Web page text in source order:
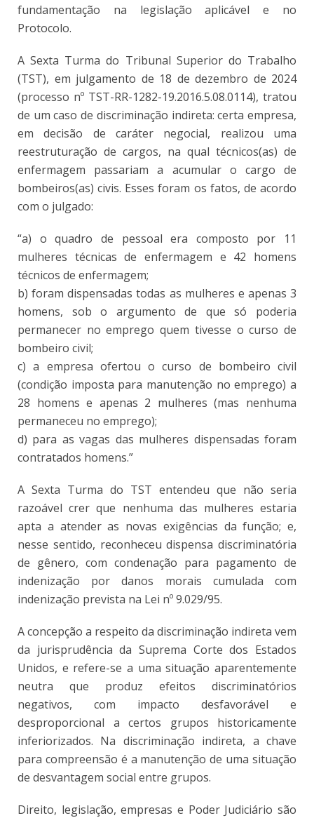
fundamentação na legislação aplicável e no
Protocolo.
A Sexta Turma do Tribunal Superior do Trabalho
(TST), em julgamento de 18 de dezembro de 2024
(processo nº TST-RR-1282-19.2016.5.08.0114), tratou
de um caso de discriminação indireta: certa empresa,
em decisão de caráter negocial, realizou uma
reestruturação de cargos, na qual técnicos(as) de
enfermagem passariam a acumular o cargo de
bombeiros(as) civis. Esses foram os fatos, de acordo
com o julgado:
“a) o quadro de pessoal era composto por 11
mulheres técnicas de enfermagem e 42 homens
técnicos de enfermagem;
b) foram dispensadas todas as mulheres e apenas 3
homens, sob o argumento de que só poderia
permanecer no emprego quem tivesse o curso de
bombeiro civil;
c) a empresa ofertou o curso de bombeiro civil
(condição imposta para manutenção no emprego) a
28 homens e apenas 2 mulheres (mas nenhuma
permaneceu no emprego);
d) para as vagas das mulheres dispensadas foram
contratados homens.”
A Sexta Turma do TST entendeu que não seria
razoável crer que nenhuma das mulheres estaria
apta a atender as novas exigências da função; e,
nesse sentido, reconheceu dispensa discriminatória
de gênero, com condenação para pagamento de
indenização por danos morais cumulada com
indenização prevista na Lei nº 9.029/95.
A concepção a respeito da discriminação indireta vem
da jurisprudência da Suprema Corte dos Estados
Unidos, e refere-se a uma situação aparentemente
neutra que produz efeitos discriminatórios
negativos, com impacto desfavorável e
desproporcional a certos grupos historicamente
inferiorizados. Na discriminação indireta, a chave
para compreensão é a manutenção de uma situação
de desvantagem social entre grupos.
Direito, legislação, empresas e Poder Judiciário são